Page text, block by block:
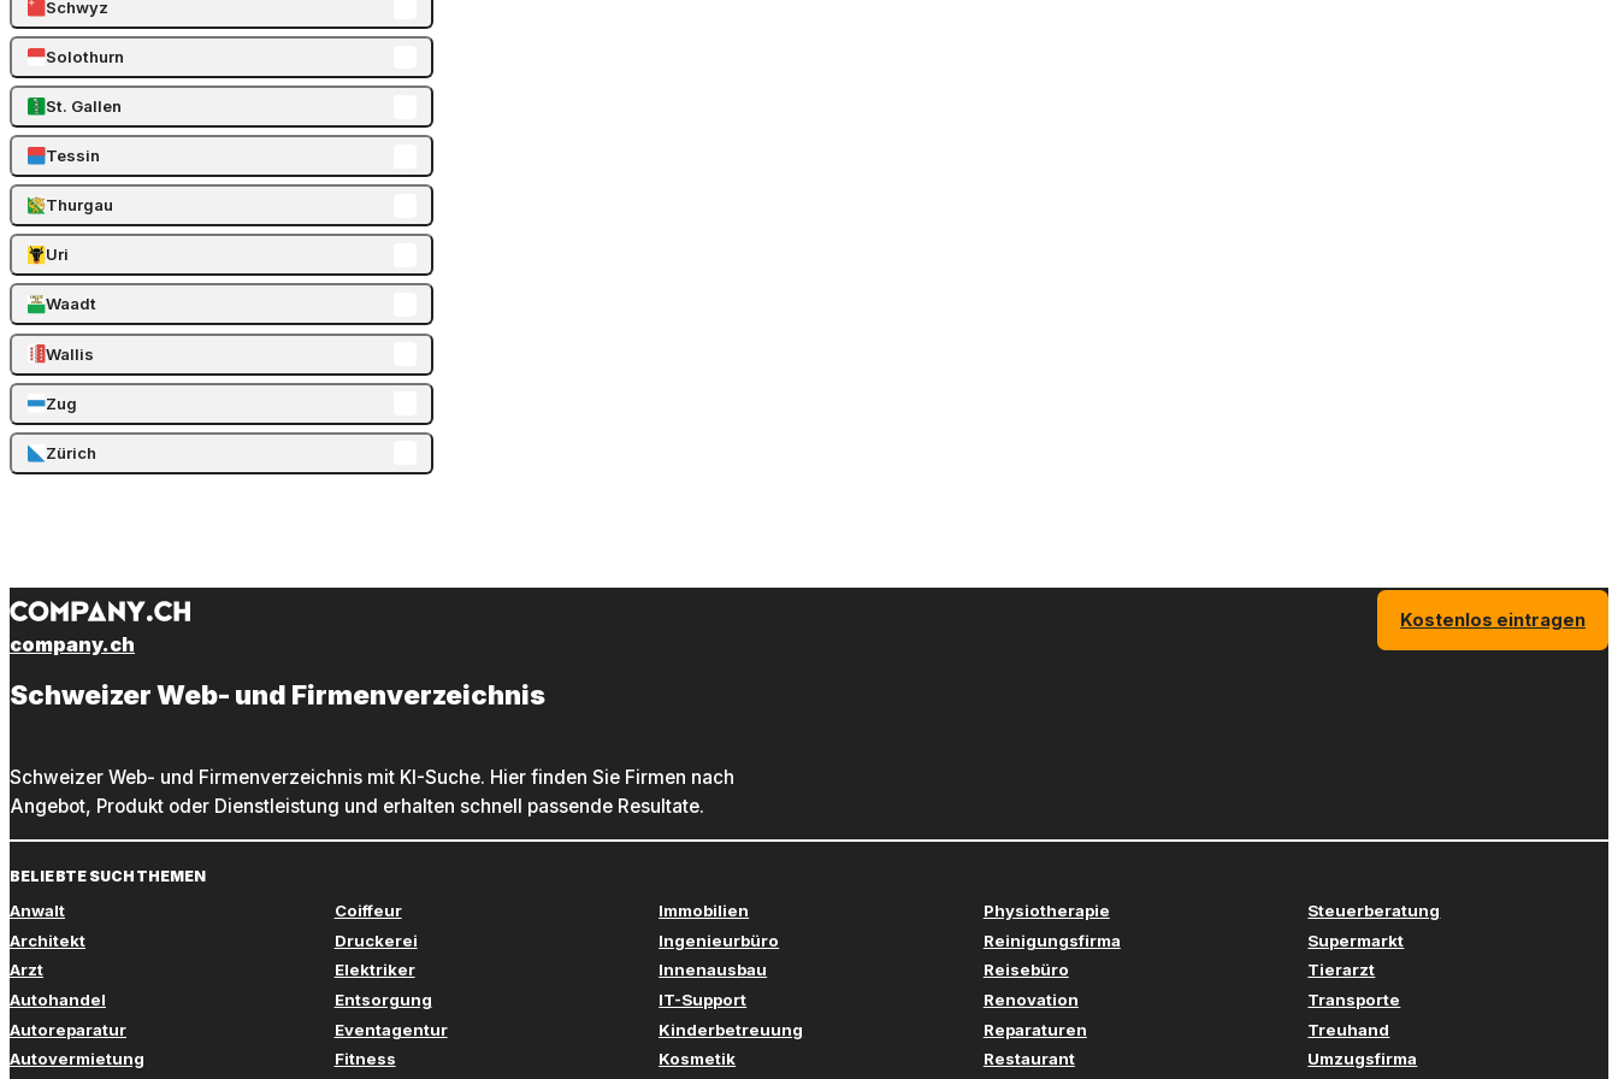
Schwyz
Solothurn
St. Gallen
Tessin
Thurgau
Uri
Waadt
Wallis
Zug
Zürich
company.ch
Kostenlos eintragen
Schweizer Web- und Firmenverzeichnis
Schweizer Web- und Firmenverzeichnis mit KI-Suche. Hier finden Sie Firmen nach
Angebot, Produkt oder Dienstleistung und erhalten schnell passende Resultate.
BELIEBTE SUCHTHEMEN
Anwalt
Architekt
Arzt
Autohandel
Autoreparatur
Autovermietung
Coiffeur
Druckerei
Elektriker
Entsorgung
Eventagentur
Fitness
Immobilien
Ingenieurbüro
Innenausbau
IT-Support
Kinderbetreuung
Kosmetik
Physiotherapie
Reinigungsfirma
Reisebüro
Renovation
Reparaturen
Restaurant
Steuerberatung
Supermarkt
Tierarzt
Transporte
Treuhand
Umzugsfirma